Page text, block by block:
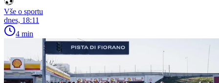
Vše o sportu
dnes, 18:11
4 min